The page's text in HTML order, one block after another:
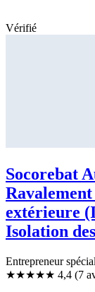
Vérifié
Socorebat
extérieure
Isolation
Entrepreneur
★★★★★ 4,4 (7